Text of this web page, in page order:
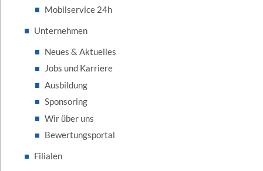
Mobilservice 24h
Unternehmen
Neues & Aktuelles
Jobs und Karriere
Ausbildung
Sponsoring
Wir über uns
Bewertungsportal
Filialen